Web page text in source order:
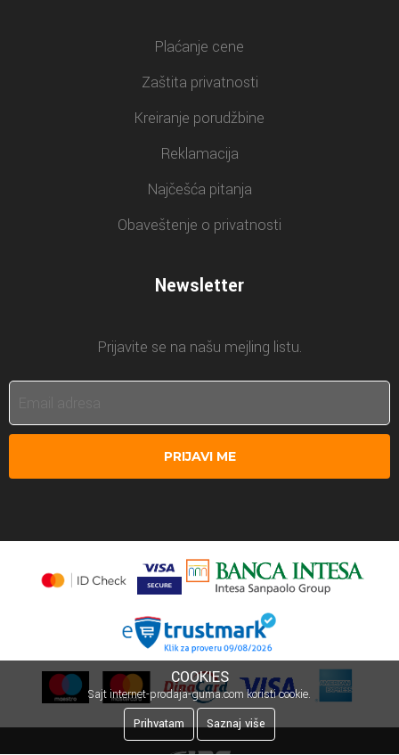
Plaćanje cene
Zaštita privatnosti
Kreiranje porudžbine
Reklamacija
Najčešća pitanja
Obaveštenje o privatnosti
Newsletter
Prijavite se na našu mejling listu.
PRIJAVI ME
COOKIES
Sajt internet-prodaja-guma.com koristi cookie.
Prihvatam
Saznaj više